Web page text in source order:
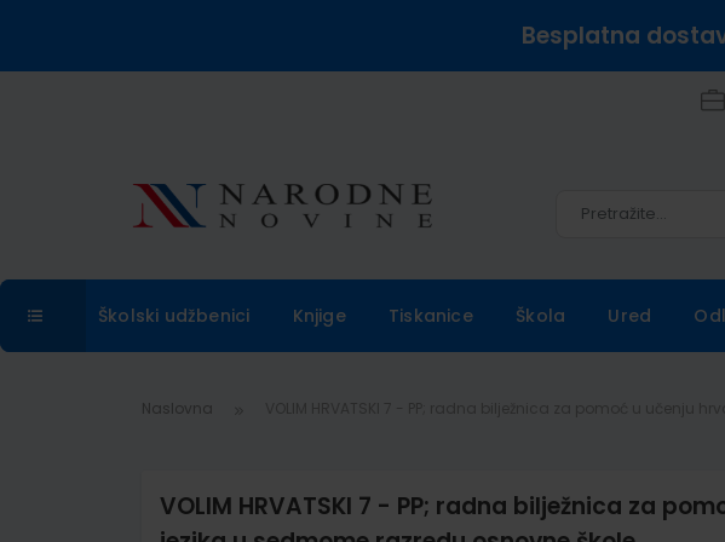
Besplatna
Školski udžbenici Knjige Tiskanice Škola Ured
Naslovna
VOLIM HRVATSKI 7 - PP; radna bilježnica za